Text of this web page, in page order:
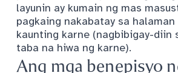
layunin ay kumain ng mas
pagkaing nakabatay sa
kaunting karne (nagbibigay-diin
taba na hiwa ng karne).
Ang mga benepisyo